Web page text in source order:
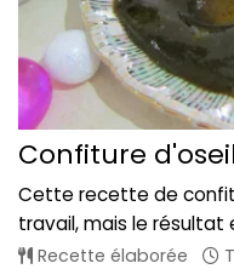
Confiture
Cette recette de
travail, mais le résultat
Recette élaborée